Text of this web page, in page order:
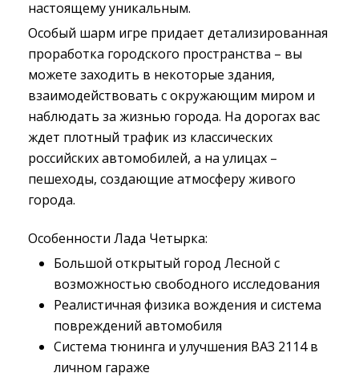
настоящему уникальным.
Особый шарм игре придает детализированная
проработка городского пространства – вы
можете заходить в некоторые здания,
взаимодействовать с окружающим миром и
наблюдать за жизнью города. На дорогах вас
ждет плотный трафик из классических
российских автомобилей, а на улицах –
пешеходы, создающие атмосферу живого
города.
Особенности Лада Четырка:
Большой открытый город Лесной с
возможностью свободного исследования
Реалистичная физика вождения и система
повреждений автомобиля
Система тюнинга и улучшения ВАЗ 2114 в
личном гараже